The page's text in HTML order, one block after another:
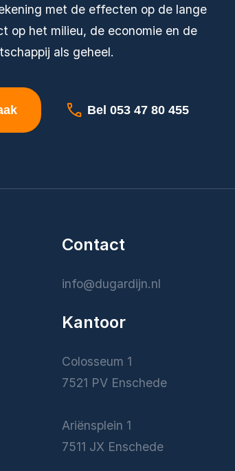
met de effecten op de lange
op het milieu, de economie en de
als geheel.
Bel 053 47 80 455
Contact
info@dugardijn.nl
Kantoor
Colosseum 1
7521 PV Enschede
Ariënsplein 1
7511 JX Enschede